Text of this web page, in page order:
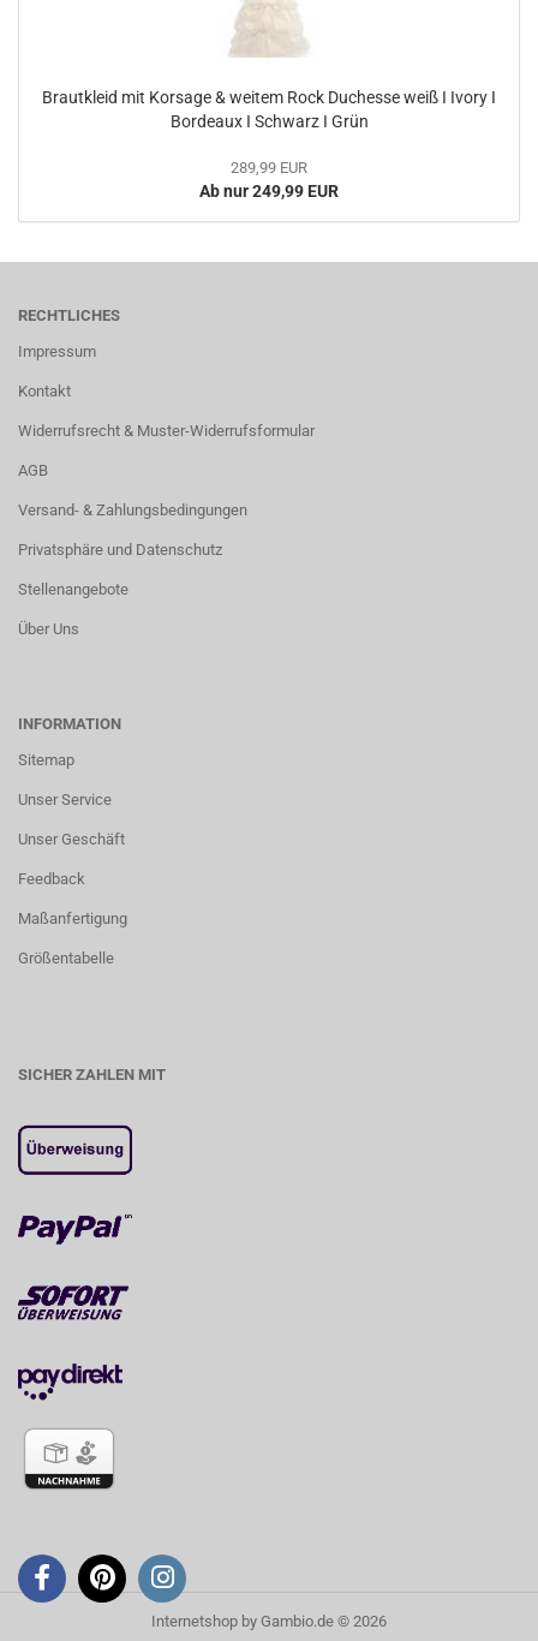
Brautkleid mit Korsage & weitem Rock Duchesse weiß I Ivory I
Bordeaux I Schwarz I Grün
289,99 EUR
Ab nur 249,99 EUR
RECHTLICHES
Impressum
Kontakt
Widerrufsrecht & Muster-Widerrufsformular
AGB
Versand- & Zahlungsbedingungen
Privatsphäre und Datenschutz
Stellenangebote
Über Uns
INFORMATION
Sitemap
Unser Service
Unser Geschäft
Feedback
Maßanfertigung
Größentabelle
SICHER ZAHLEN MIT
Internetshop by Gambio.de © 2026